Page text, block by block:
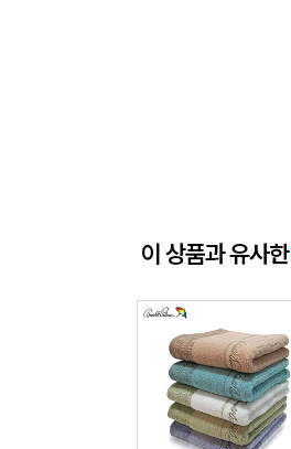
이 상품과 유사한